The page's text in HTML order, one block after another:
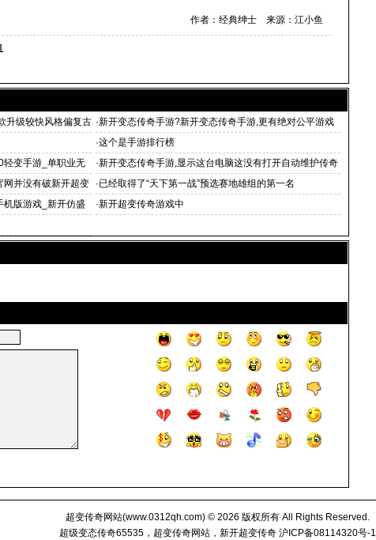
作者：经典绅士 来源：江小鱼
升级较快风格偏复古 ·新开变态传奇手游?新开变态传奇手游,更有绝对公平游戏
机制让你挑
·这个是手游排行榜
变手游_单职业无
·新开变态传奇手游,显示这台电脑这没有打开自动维护传奇
世界手游元新
网并没有破新开超变
·已经取得了“天下第一战”预选赛地雄组的第一名
机版游戏_新开仿盛
·新开超变传奇游戏中
超变传奇网站(www.0312qh.com) © 2026 版权所有 All Rights Reserved.
超级变态传奇65535，超变传奇网站，新开超变传奇 沪ICP备08114320号-1